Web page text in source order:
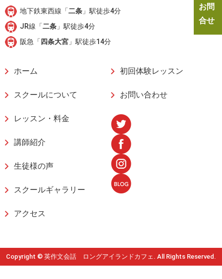
地下鉄東西線「二条 」駅徒歩4分
JR線「二条 」駅徒歩4分
阪急「 四条大宮 」駅徒歩14分
ホーム
スクールについて
レッスン・料金
講師紹介
生徒様の声
スクールギャラリー
アクセス
初回体験レッスン
お問い合わせ
お問
合せ
Copyright © 英作文会話 ロングアイランドカフェ. All Rights Reserved.